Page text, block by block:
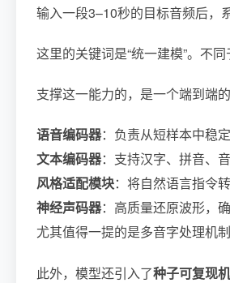
输入一段3–10秒的目标音频后，
这里的关键词是“统一建模”。不
支撑这一能力的，是一个端到端
语音编码器：负责从短样本中稳
文本编码器：支持汉字、拼音、
风格适配模块：将自然语言指令
神经声码器：高质量还原波形，
尤其值得一提的是多音字处理机
此外，模型还引入了种子可复现